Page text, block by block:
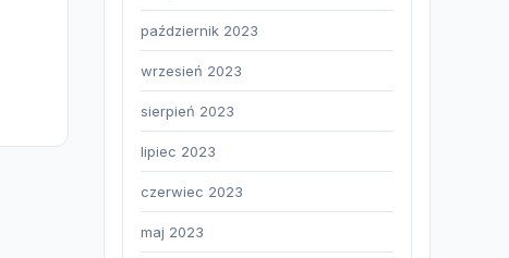
październik 2023
wrzesień 2023
sierpień 2023
lipiec 2023
czerwiec 2023
maj 2023